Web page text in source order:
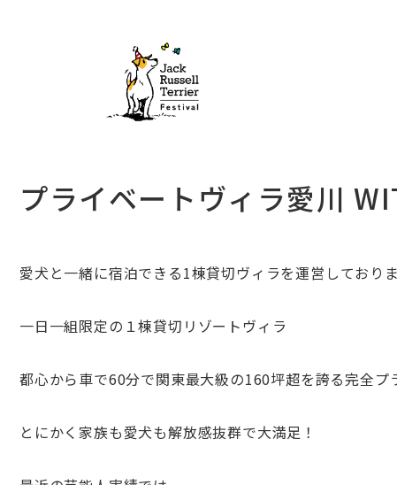
プライベートヴィラ愛川
愛犬と一緒に宿泊できる1棟貸切ヴィラを運営しており
一日一組限定の１棟貸切リゾートヴィラ
都心から車で60分で関東最大級の160坪超を誇る完全プ
とにかく家族も愛犬も解放感抜群で大満足！